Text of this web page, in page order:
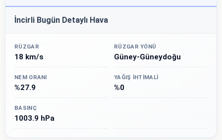
İncirli Bugün Detaylı Hava
RÜZGAR
18 km/s
RÜZGAR YÖNÜ
Güney-Güneydoğu
NEM ORANI
%27.9
YAĞIŞ İHTIMALI
%0
BASINÇ
1003.9 hPa